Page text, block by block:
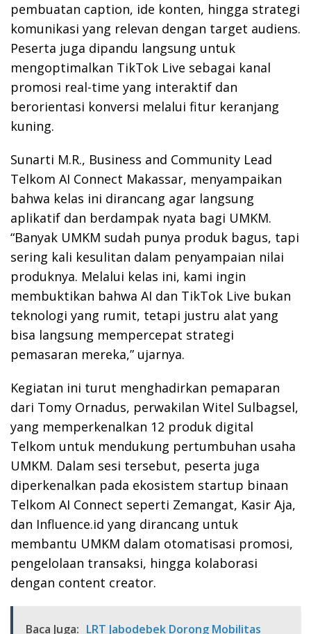
pembuatan caption, ide konten, hingga strategi
komunikasi yang relevan dengan target audiens.
Peserta juga dipandu langsung untuk
mengoptimalkan TikTok Live sebagai kanal
promosi real-time yang interaktif dan
berorientasi konversi melalui fitur keranjang
kuning.
Sunarti M.R., Business and Community Lead
Telkom AI Connect Makassar, menyampaikan
bahwa kelas ini dirancang agar langsung
aplikatif dan berdampak nyata bagi UMKM.
“Banyak UMKM sudah punya produk bagus, tapi
sering kali kesulitan dalam penyampaian nilai
produknya. Melalui kelas ini, kami ingin
membuktikan bahwa AI dan TikTok Live bukan
teknologi yang rumit, tetapi justru alat yang
bisa langsung mempercepat strategi
pemasaran mereka,” ujarnya.
Kegiatan ini turut menghadirkan pemaparan
dari Tomy Ornadus, perwakilan Witel Sulbagsel,
yang memperkenalkan 12 produk digital
Telkom untuk mendukung pertumbuhan usaha
UMKM. Dalam sesi tersebut, peserta juga
diperkenalkan pada ekosistem startup binaan
Telkom AI Connect seperti Zemangat, Kasir Aja,
dan Influence.id yang dirancang untuk
membantu UMKM dalam otomatisasi promosi,
pengelolaan transaksi, hingga kolaborasi
dengan content creator.
Baca Juga: LRT Jabodebek Dorong Mobilitas